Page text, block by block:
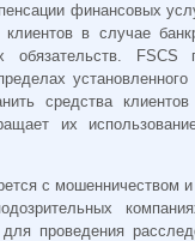
финансовых
в случае
FSCS
средства клиентов
их
с мошенничеством
проведения